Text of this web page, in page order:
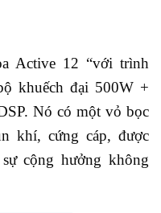
Active 12 “với trình
khuếch đại 500W +
Nó có một vỏ bọc
khí, cứng cáp, được
cộng hưởng không